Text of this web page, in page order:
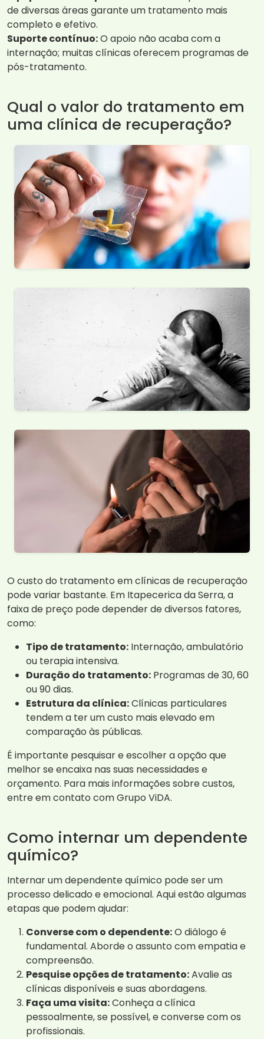
de diversas áreas garante um tratamento mais
completo e efetivo.
Suporte contínuo:O apoio não acaba com a
internação; muitas clínicas oferecem programas de
pós-tratamento.
Qual o valor do tratamento em
uma clínica de recuperação?
O custo do tratamento em clínicas de recuperação
pode variar bastante. Em Itapecerica da Serra, a
faixa de preço pode depender de diversos fatores,
como:
Tipo de tratamento: Internação, ambulatório
ou terapia intensiva.
Duração do tratamento: Programas de 30, 60
ou 90 dias.
Estrutura da clínica:Clínicas particulares
tendem a ter um custo mais elevado em
comparação às públicas.
É importante pesquisar e escolher a opção que
melhor se encaixa nas suas necessidades e
orçamento. Para mais informações sobre custos,
entre em contato com Grupo ViDA.
Como internar um dependente
químico?
Internar um dependente químico pode ser um
processo delicado e emocional. Aqui estão algumas
etapas que podem ajudar:
Converse com o dependente:O diálogo é
fundamental. Aborde o assunto com empatia e
compreensão.
Pesquise opções de tratamento:Avalie as
clínicas disponíveis e suas abordagens.
Faça uma visita:Conheça a clínica
pessoalmente, se possível, e converse com os
profissionais.